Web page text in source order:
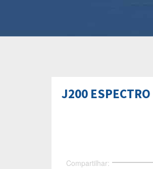
J200
Compartilhar: